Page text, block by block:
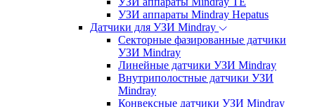
УЗИ аппараты Mindray Hepatus
Датчики для УЗИ Mindray
Секторные фазированные датчики
УЗИ Mindray
Линейные датчики УЗИ Mindray
Внутриполостные датчики УЗИ
Mindray
Конвексные датчики УЗИ Mindray